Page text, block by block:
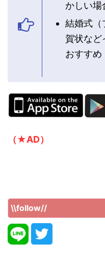
かしい場
結婚式（
賀状など
おすすめ
（★AD）
\\follow//